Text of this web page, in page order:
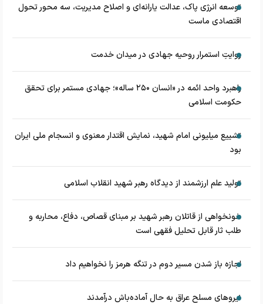
توسعه انرژی پاک، عدالت یارانه‌ای و اصلاح مدیریت، سه محور تحول
اقتصادی ماست
روایتِ استمرار روحیه جهادی در میدان خدمت
راهبرد واحد ائمه در «انسان ۲۵۰ ساله»؛ جهادی مستمر برای تحقق
حکومت اسلامی
تشییع میلیونی امام شهید، نمایش اقتدار معنوی و انسجام ملی ایران
بود
تولید علم ارزشمند از دیدگاه رهبر شهید انقلاب اسلامی
خونخواهی از قاتلان رهبر شهید بر مبنای قصاص، دفاع، محاربه و
طلب ثار قابل تحلیل فقهی است
اجازه باز شدن مسیر دوم در تنگه هرمز را نخواهیم داد
نیروهای مسلح عراق به حال آماده‌باش درآمدند